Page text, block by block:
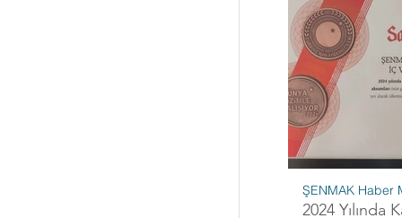
2024 Yılında
ŞENMAK Haber